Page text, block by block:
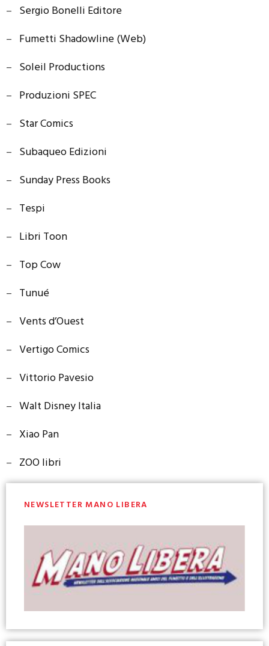
– Sergio Bonelli Editore
– Fumetti Shadowline (Web)
– Soleil Productions
– Produzioni SPEC
– Star Comics
– Subaqueo Edizioni
– Sunday Press Books
– Tespi
– Libri Toon
– Top Cow
– Tunué
– Vents d’Ouest
– Vertigo Comics
– Vittorio Pavesio
– Walt Disney Italia
– Xiao Pan
– ZOO libri
NEWSLETTER MANO LIBERA